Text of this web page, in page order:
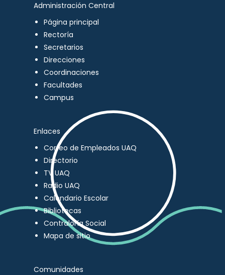
Administración Central
Página principal
Rectoría
Secretarios
Direcciones
Coordinaciones
Facultades
Campus
Enlaces
Correo de Empleados UAQ
Directorio
TV UAQ
Radio UAQ
Calendario Escolar
Bibliotecas
Contraloría Social
Mapa de sitio
Comunidades